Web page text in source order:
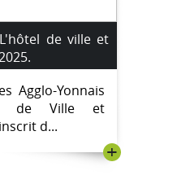
de ville et
Agglo-Yonnais
de Ville et
d...
+